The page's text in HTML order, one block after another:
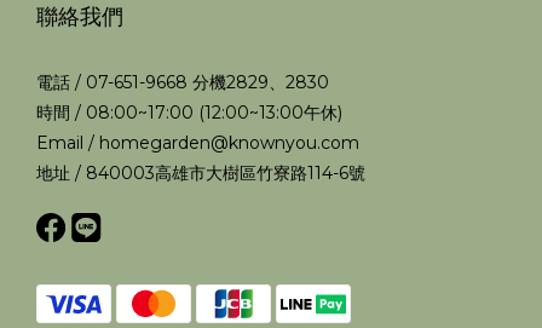
聯絡我們
電話 / 07-651-9668 分機2829、2830
時間 / 08:00~17:00 (12:00~13:00午休)
Email / homegarden@knownyou.com
地址 / 840003高雄市大樹區竹寮路114-6號